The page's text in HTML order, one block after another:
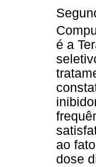
é a
ao
dose